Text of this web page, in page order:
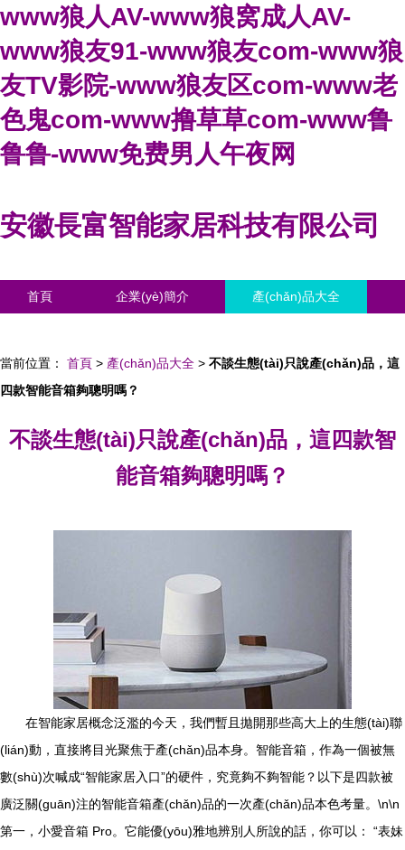
www狼人AV-www狼窝成人AV-
www狼友91-www狼友com-www狼
友TV影院-www狼友区com-www老
色鬼com-www撸草草com-www鲁
鲁鲁-www免费男人午夜网
安徽長富智能家居科技有限公司
首頁 企業(yè)簡介 產(chǎn)品大全
當前位置： 首頁 > 產(chǎn)品大全 > 不談生態(tài)只說產(chǎn)品，這
四款智能音箱夠聰明嗎？
不談生態(tài)只說產(chǎn)品，這四款智
能音箱夠聰明嗎？
在智能家居概念泛濫的今天，我們暫且拋開那些高大上的生態(tài)聯
(lián)動，直接將目光聚焦于產(chǎn)品本身。智能音箱，作為一個被無
數(shù)次喊成“智能家居入口”的硬件，究竟夠不夠智能？以下是四款被
廣泛關(guān)注的智能音箱產(chǎn)品的一次產(chǎn)品本色考量。\n\n
第一，小愛音箱 Pro。它能優(yōu)雅地辨別人所說的話，你可以： “表妹